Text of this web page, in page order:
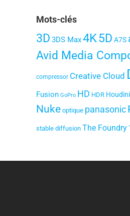
Mots-clés
3D 3DS Max4K5D A7S
Avid Media
compressor Creative Cloud
Fusion GoPro HD HDR Houdini
Nuke optique panasonic
stable diffusion The Foundry